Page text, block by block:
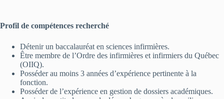
Profil de compétences recherché
Détenir un baccalauréat en sciences infirmières.
Être membre de l’Ordre des infirmières et infirmiers du Québec
(OIIQ).
Posséder au moins 3 années d’expérience pertinente à la
fonction.
Posséder de l’expérience en gestion de dossiers académiques.